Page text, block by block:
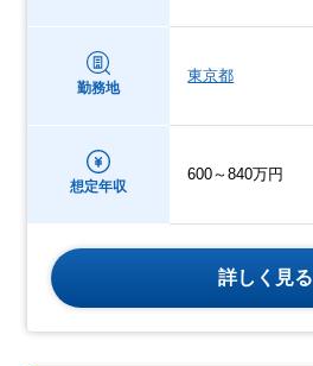
勤務地
東京都
想定年収
600～840万円
詳しく見る